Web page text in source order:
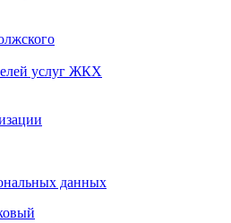
услуг ЖКХ
данных